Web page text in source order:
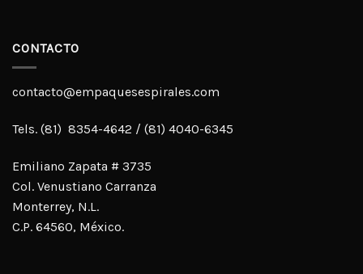
CONTACTO
contacto@empaquesespirales.com
Tels. (81) 8354-4642 / (81) 4040-6345
Emiliano Zapata # 3735
Col. Venustiano Carranza
Monterrey, N.L.
C.P. 64560, México.